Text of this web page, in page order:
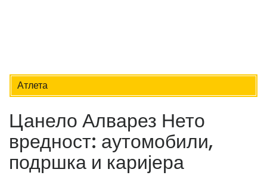
Атлета
Цанело Алварез Нето
вредност: аутомобили,
подршка и каријера